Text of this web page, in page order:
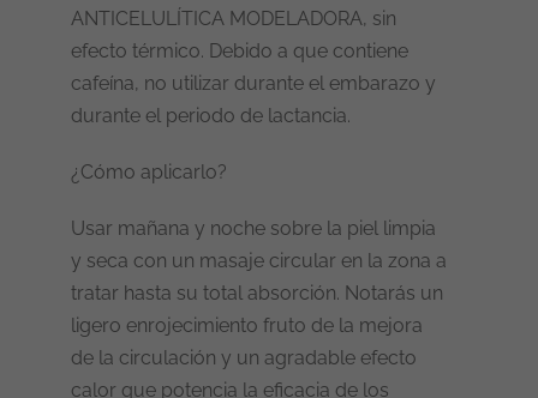
ANTICELULÍTICA MODELADORA, sin
efecto térmico. Debido a que contiene
cafeína, no utilizar durante el embarazo y
durante el periodo de lactancia.
¿Cómo aplicarlo?
Usar mañana y noche sobre la piel limpia
y seca con un masaje circular en la zona a
tratar hasta su total absorción. Notarás un
ligero enrojecimiento fruto de la mejora
de la circulación y un agradable efecto
calor que potencia la eficacia de los